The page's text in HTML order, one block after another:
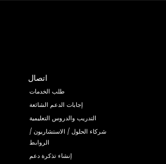
اتصال
طلب الخدمات
إجابات الدعم الشائعة
التدريب والدروس التعليمية
شركاء الحلول / الاستشاريون /
الروابط
إنشاء تذكرة دعم